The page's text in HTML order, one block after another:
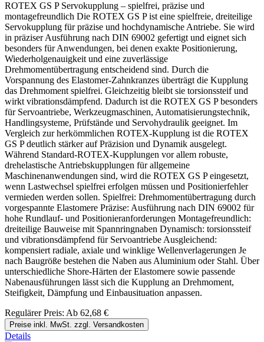
ROTEX GS P Servokupplung – spielfrei, präzise und
montagefreundlich Die ROTEX GS P ist eine spielfreie, dreiteilige
Servokupplung für präzise und hochdynamische Antriebe. Sie wird
in präziser Ausführung nach DIN 69002 gefertigt und eignet sich
besonders für Anwendungen, bei denen exakte Positionierung,
Wiederholgenauigkeit und eine zuverlässige
Drehmomentübertragung entscheidend sind. Durch die
Vorspannung des Elastomer-Zahnkranzes überträgt die Kupplung
das Drehmoment spielfrei. Gleichzeitig bleibt sie torsionssteif und
wirkt vibrationsdämpfend. Dadurch ist die ROTEX GS P besonders
für Servoantriebe, Werkzeugmaschinen, Automatisierungstechnik,
Handlingsysteme, Prüfstände und Servohydraulik geeignet. Im
Vergleich zur herkömmlichen ROTEX-Kupplung ist die ROTEX
GS P deutlich stärker auf Präzision und Dynamik ausgelegt.
Während Standard-ROTEX-Kupplungen vor allem robuste,
drehelastische Antriebskupplungen für allgemeine
Maschinenanwendungen sind, wird die ROTEX GS P eingesetzt,
wenn Lastwechsel spielfrei erfolgen müssen und Positionierfehler
vermieden werden sollen. Spielfrei: Drehmomentübertragung durch
vorgespannte Elastomere Präzise: Ausführung nach DIN 69002 für
hohe Rundlauf- und Positionieranforderungen Montagefreundlich:
dreiteilige Bauweise mit Spannringnaben Dynamisch: torsionssteif
und vibrationsdämpfend für Servoantriebe Ausgleichend:
kompensiert radiale, axiale und winklige Wellenverlagerungen Je
nach Baugröße bestehen die Naben aus Aluminium oder Stahl. Über
unterschiedliche Shore-Härten der Elastomere sowie passende
Nabenausführungen lässt sich die Kupplung an Drehmoment,
Steifigkeit, Dämpfung und Einbausituation anpassen.
Regulärer Preis: Ab 62,68 €
Preise inkl. MwSt. zzgl. Versandkosten
Details